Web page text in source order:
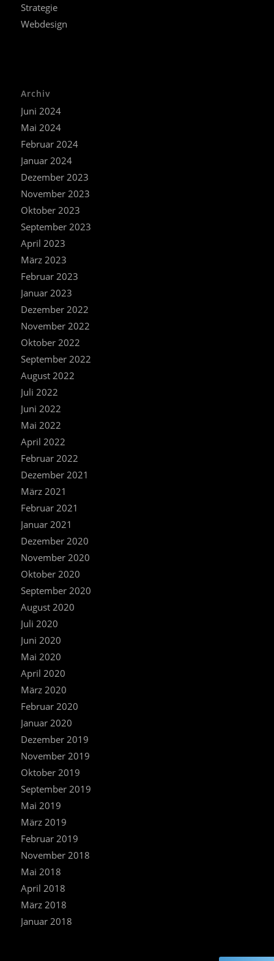
Strategie
Webdesign
Archiv
Juni 2024
Mai 2024
Februar 2024
Januar 2024
Dezember 2023
November 2023
Oktober 2023
September 2023
April 2023
März 2023
Februar 2023
Januar 2023
Dezember 2022
November 2022
Oktober 2022
September 2022
August 2022
Juli 2022
Juni 2022
Mai 2022
April 2022
Februar 2022
Dezember 2021
März 2021
Februar 2021
Januar 2021
Dezember 2020
November 2020
Oktober 2020
September 2020
August 2020
Juli 2020
Juni 2020
Mai 2020
April 2020
März 2020
Februar 2020
Januar 2020
Dezember 2019
November 2019
Oktober 2019
September 2019
Mai 2019
März 2019
Februar 2019
November 2018
Mai 2018
April 2018
März 2018
Januar 2018